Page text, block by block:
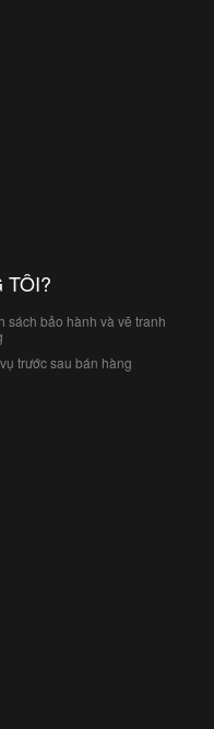
TÔI?
sách bảo hành và vẽ tranh
trước sau bán hàng